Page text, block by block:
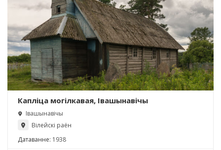
Капліца могілкавая, Івашынавічы
Івашынавічы
Вілейскі раён
Датаванне: 1938